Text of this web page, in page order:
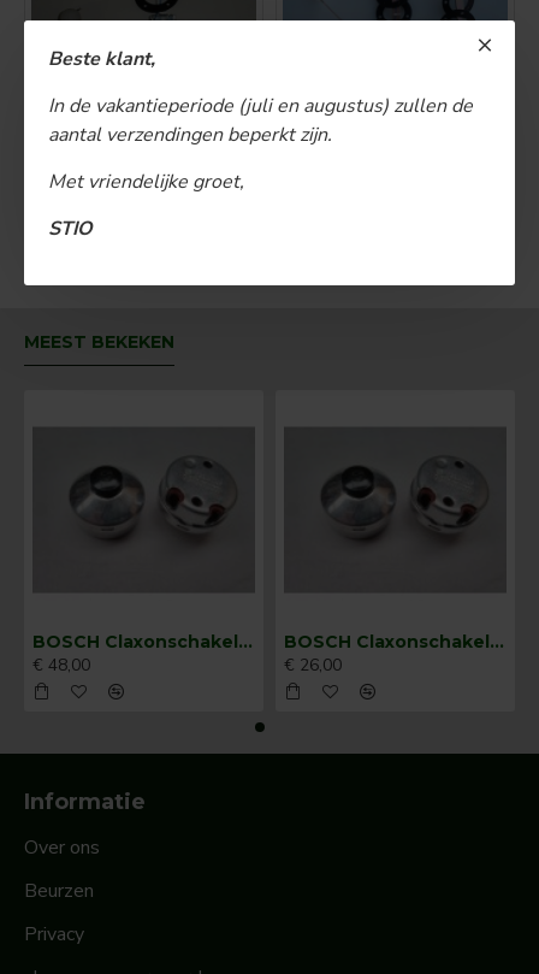
Beste klant,
In de vakantieperiode (juli en augustus) zullen de
aantal verzendingen beperkt zijn.
Met vriendelijke groet,
STIO
Tankvoeler
€ 58,00
BESTELLEN
Tankvoeler
€ 58,00
MEEST BEKEKEN
BOSCH Claxonschakelaar opbouw ⌀ 35 mm 0343013001
€ 48,00
BOSCH Claxonschakelaar opbouw ⌀26 mm 0343007001
€ 26,00
Informatie
Over ons
Beurzen
Privacy